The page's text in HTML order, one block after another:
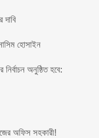
দাবি
হোসাইন
অনুষ্ঠিত হবে:
অফিস সহকারী!